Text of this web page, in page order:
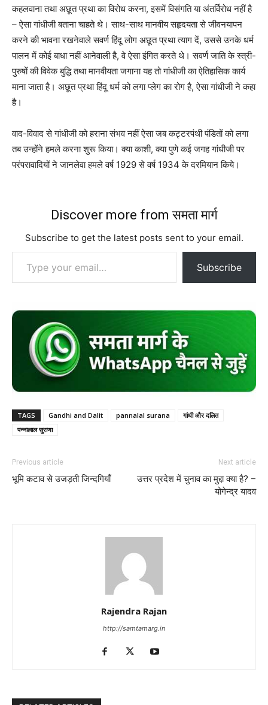
कहलवाना तथा अछूत प्रथा का विरोध करना, इसमें विसंगति या अंतर्विरोध नहीं है
– ऐसा गांधीजी बताना चाहते थे। साथ-साथ मानवीय सहृदयता से जीवनयापन
करने की भावना रखनेवाले सवर्ण हिंदू लोग अछूत प्रथा त्याग दें, उससे उनके धर्म
पालन में कोई बाधा नहीं आनेवाली है, वे ऐसा इंगित करते थे। सवर्ण जाति के स्त्री-
पुरुषों की विवेक बुद्धि तथा मानवीयता जगाना यह तो गांधीजी का ऐतिहासिक कार्य
माना जाता है। अछूत प्रथा हिंदू धर्म को लगा प्लेग का रोग है, ऐसा गांधीजी ने कहा
है।
वाद-विवाद से गांधीजी को हराना संभव नहीं ऐसा जब कट्टरपंथी पंडितों को लगा
तब उन्होंने हमले करना शुरू किया। क्या काशी, क्या पुणे कई जगह गांधीजी पर
परंपरावादियों ने जानलेवा हमले वर्ष 1929 से वर्ष 1934 के दरमियान किये।
Discover more from समता मार्ग
Subscribe to get the latest posts sent to your email.
Type your email…
Subscribe
TAGS Gandhi and Dalit pannalal surana
गांधी और दलित
पन्नालाल सुराणा
Previous article
भूमि कटाव से उजड़ती जिन्दगियाँ
Next article
उत्तर प्रदेश में चुनाव का मुद्दा क्या है? –
योगेन्द्र यादव
Rajendra Rajan
http://samtamarg.in